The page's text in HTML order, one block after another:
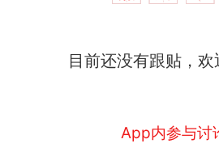
目前还没有跟贴，
App内参与讨
因老师一句“
费大厨“全国
号，仅凭视